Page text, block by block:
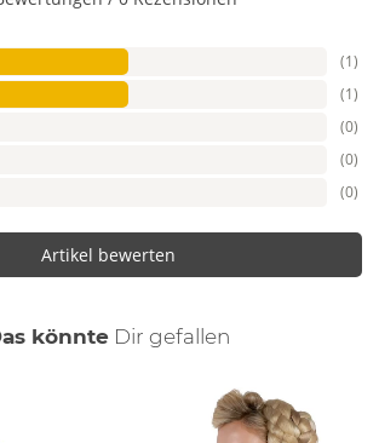
(1)
(1)
(0)
(0)
(0)
Artikel bewerten
könnte Dir auch
gefallen